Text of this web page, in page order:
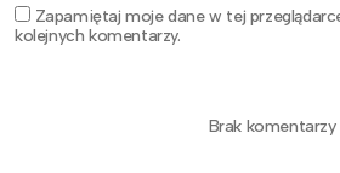
Zapamiętaj moje dane w tej
kolejnych komentarzy.
Brak komentarzy